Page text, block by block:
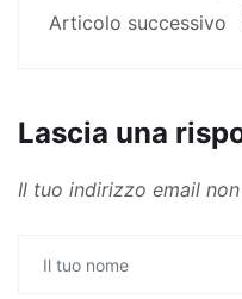
Articolo successivo
Lascia una
Il tuo indirizzo email